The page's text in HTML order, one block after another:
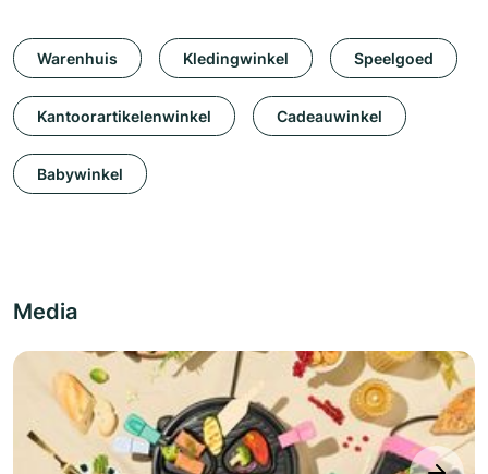
Warenhuis Kledingwinkel Speelgoed
Kantoorartikelenwinkel Cadeauwinkel
Babywinkel
Media